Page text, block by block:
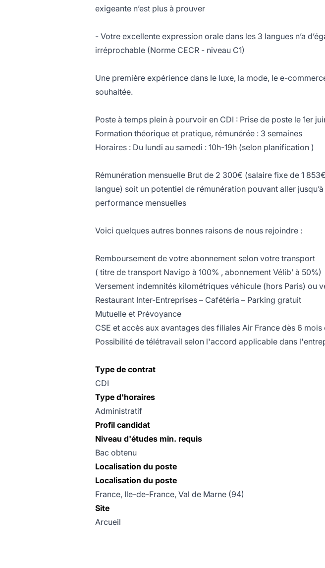
exigeante n’est plus à prouver
- Votre excellente expression orale dans les 3 langues n’a
irréprochable (Norme CECR - niveau C1)
Une première expérience dans le luxe, la mode, le e-
souhaitée.
Poste à temps plein à pourvoir en CDI : Prise de poste le 1er
Formation théorique et pratique, rémunérée : 3 semaines
Horaires : Du lundi au samedi : 10h-19h (selon planification )
Rémunération mensuelle Brut de 2 300€ (salaire fixe de 1
langue) soit un potentiel de rémunération pouvant aller
performance mensuelles
Voici quelques autres bonnes raisons de nous rejoindre :
Remboursement de votre abonnement selon votre transport
( titre de transport Navigo à 100% , abonnement Vélib’ à 50%)
Versement indemnités kilométriques véhicule (hors Paris) ou
Restaurant Inter-Entreprises – Cafétéria – Parking gratuit
Mutuelle et Prévoyance
CSE et accès aux avantages des filiales Air France dès 6
Possibilité de télétravail selon l'accord applicable dans
Type de contrat
CDI
Type d'horaires
Administratif
Profil candidat
Niveau d'études min. requis
Bac obtenu
Localisation du poste
Localisation du poste
France, Ile-de-France, Val de Marne (94)
Site
Arcueil